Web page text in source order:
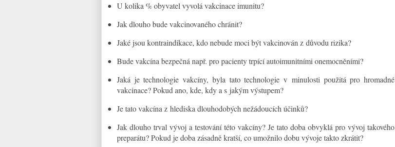
U kolika % obyvatel vyvolá vakcinace imunitu?
Jak dlouho bude vakcinovaného chránit?
Jaké jsou kontraindikace, kdo nebude moci být vakcinován z důvodu rizika?
Bude vakcína bezpečná např. pro pacienty trpící autoimunitními onemocněními?
Jaká je technologie vakcíny, byla tato technologie v minulosti použitá pro hromadné
vakcinace? Pokud ano, kde, kdy a s jakým výstupem?
Je tato vakcína z hlediska dlouhodobých nežádoucích účinků?
Jak dlouho trval vývoj a testování této vakcíny? Je tato doba obvyklá pro vývoj takového
preparátu? Pokud je doba zásadně kratší, co umožnilo dobu vývoje takto zkrátit?